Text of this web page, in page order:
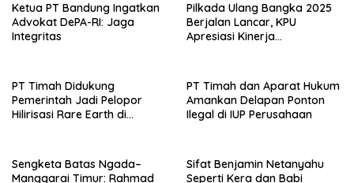
Ketua PT Bandung Ingatkan
Advokat DePA-RI: Jaga
Integritas
Pilkada Ulang Bangka 2025
Berjalan Lancar, KPU
Apresiasi Kinerja
PT Timah Didukung
Pemerintah Jadi Pelopor
Hilirisasi Rare Earth di
PT Timah dan Aparat Hukum
Amankan Delapan Ponton
Ilegal di IUP Perusahaan
Sengketa Batas Ngada–
Manggarai Timur: Rahmad
Sifat Benjamin Netanyahu
Seperti Kera dan Babi